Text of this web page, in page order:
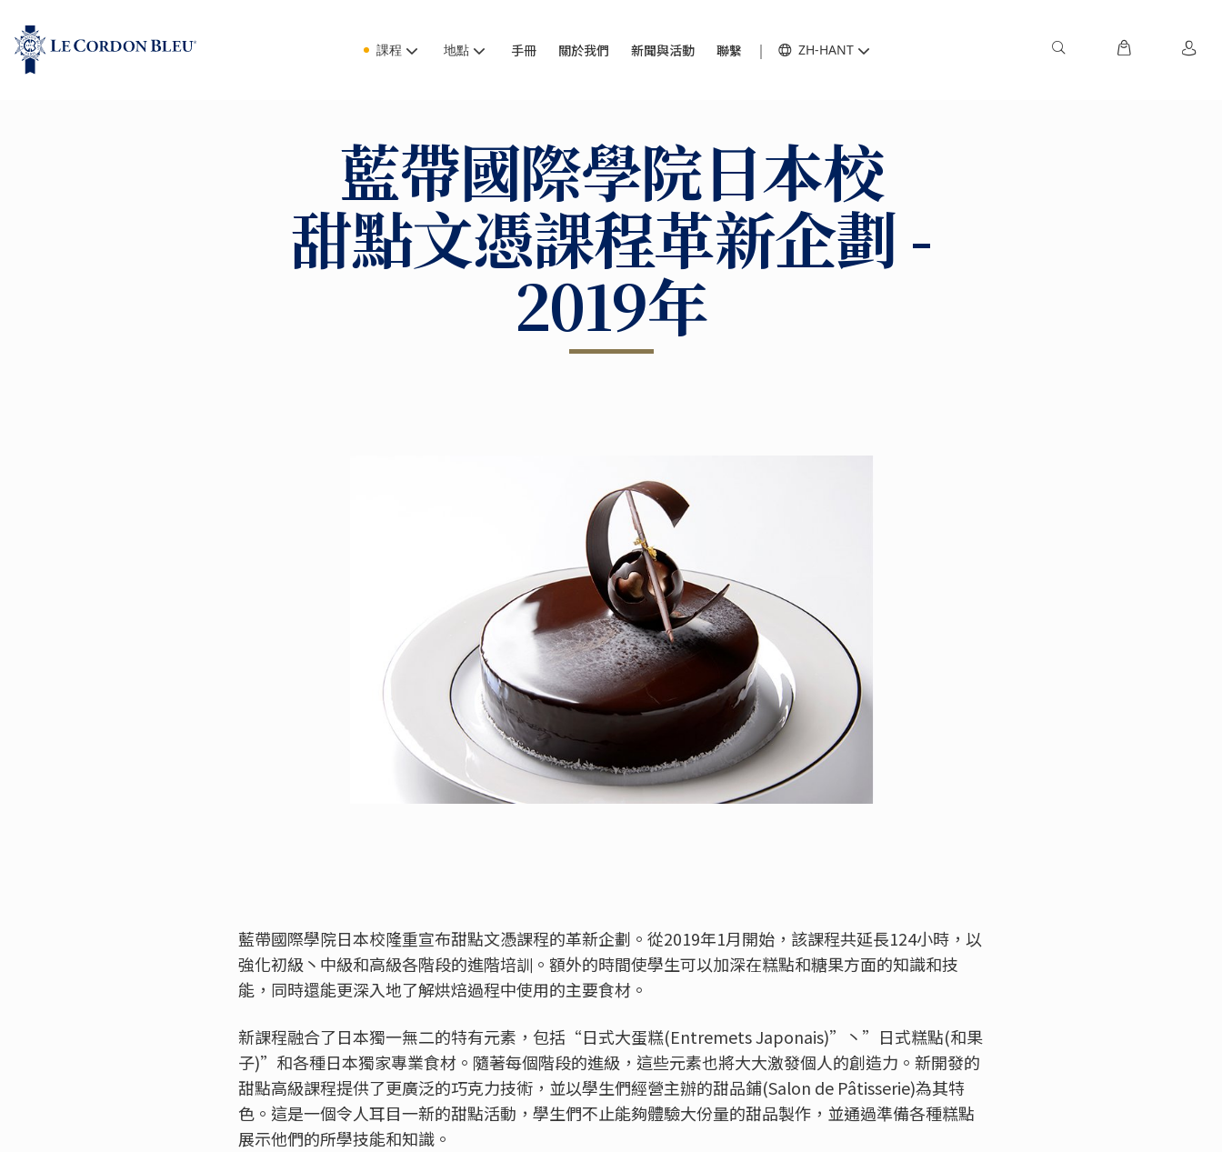
課程 地點 手冊 關於我們 新聞與活動 聯繫 ZH-HANT
藍帶國際學院日本校
甜點文憑課程革新企劃 -
2019年
藍帶國際學院日本校隆重宣布甜點文憑課程的革新企劃。從2019年1月開始，該課程共延長124小時，以
強化初級丶中級和高級各階段的進階培訓。額外的時間使學生可以加深在糕點和糖果方面的知識和技
能，同時還能更深入地了解烘焙過程中使用的主要食材。
新課程融合了日本獨一無二的特有元素，包括“日式大蛋糕(Entremets Japonais)”丶”日式糕點(和果
子)”和各種日本獨家專業食材。隨著每個階段的進級，這些元素也將大大激發個人的創造力。新開發的
甜點高級課程提供了更廣泛的巧克力技術，並以學生們經營主辦的甜品鋪(Salon de Pâtisserie)為其特
色。這是一個令人耳目一新的甜點活動，學生們不止能夠體驗大份量的甜品製作，並通過準備各種糕點
展示他們的所學技能和知識。